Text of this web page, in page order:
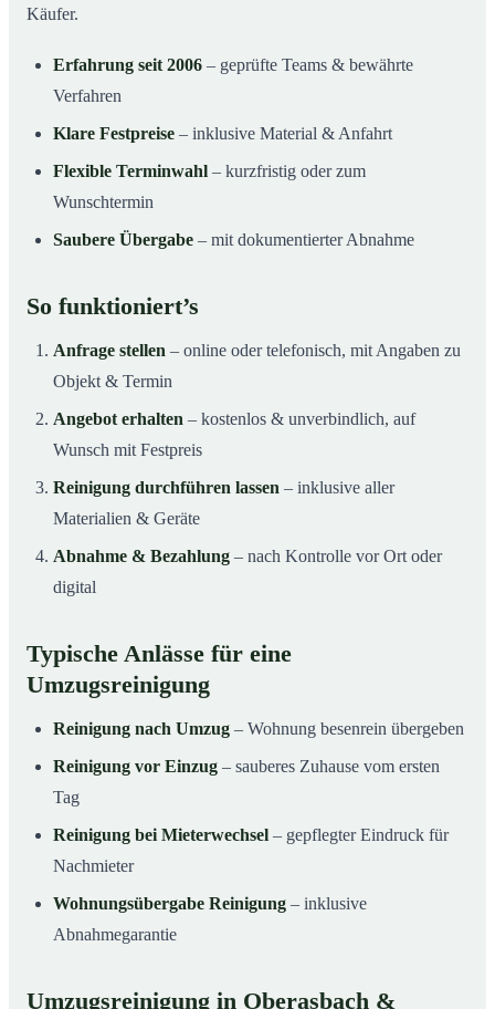
Käufer.
Erfahrung seit 2006 – geprüfte Teams & bewährte
Verfahren
Klare Festpreise – inklusive Material & Anfahrt
Flexible Terminwahl – kurzfristig oder zum
Wunschtermin
Saubere Übergabe – mit dokumentierter Abnahme
So funktioniert’s
Anfrage stellen – online oder telefonisch, mit Angaben zu
Objekt & Termin
Angebot erhalten – kostenlos & unverbindlich, auf
Wunsch mit Festpreis
Reinigung durchführen lassen – inklusive aller
Materialien & Geräte
Abnahme & Bezahlung – nach Kontrolle vor Ort oder
digital
Typische Anlässe für eine
Umzugsreinigung
Reinigung nach Umzug – Wohnung besenrein übergeben
Reinigung vor Einzug – sauberes Zuhause vom ersten
Tag
Reinigung bei Mieterwechsel – gepflegter Eindruck für
Nachmieter
Wohnungsübergabe Reinigung – inklusive
Abnahmegarantie
Umzugsreinigung in Oberasbach &